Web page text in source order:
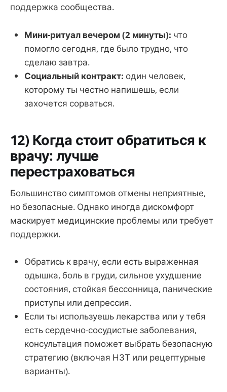
поддержка сообщества.
Мини-ритуал вечером (2 минуты): что
помогло сегодня, где было трудно, что
сделаю завтра.
Социальный контракт: один человек,
которому ты честно напишешь, если
захочется сорваться.
12) Когда стоит обратиться к
врачу: лучше
перестраховаться
Большинство симптомов отмены неприятные,
но безопасные. Однако иногда дискомфорт
маскирует медицинские проблемы или требует
поддержки.
Обратись к врачу, если есть выраженная
одышка, боль в груди, сильное ухудшение
состояния, стойкая бессонница, панические
приступы или депрессия.
Если ты используешь лекарства или у тебя
есть сердечно-сосудистые заболевания,
консультация поможет выбрать безопасную
стратегию (включая НЗТ или рецептурные
варианты).